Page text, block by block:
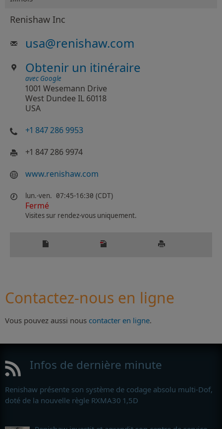
Renishaw Inc
usa@renishaw.com
Obtenir un itinéraire
avec Google
1001 Wesemann Drive
West Dundee IL 60118
USA
+1 847 286 9953
+1 847 286 9974
www.renishaw.com
lun.-ven. 07:45-16:30 (CDT)
Fermé
Visites sur rendez-vous uniquement.
Contactez-nous en ligne
Vous pouvez aussi nous contacter en ligne.
Infos de dernière minute
Renishaw présente son système de codage absolu multi-Dof,
doté de la nouvelle règle RXMA30 1,5D